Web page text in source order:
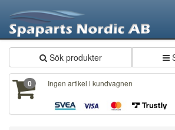
Sök produkter
0
Ingen artikel i kundvagnen